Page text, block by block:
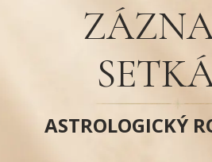
ASTROLOGICKÝ